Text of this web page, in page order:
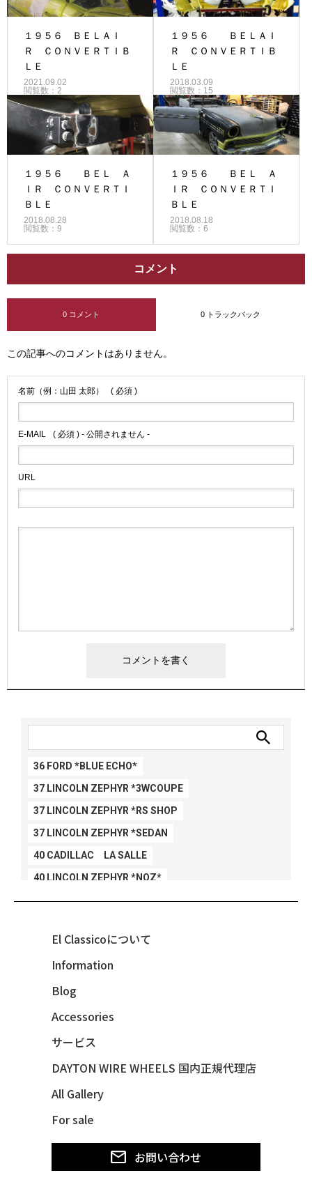
１９５６ ＢＥＬＡＩ
Ｒ ＣＯＮＶＥＲＴＩＢ
ＬＥ
2021.09.02
閲覧数：2
１９５６ ＢＥＬＡＩ
Ｒ ＣＯＮＶＥＲＴＩＢ
ＬＥ
2018.03.09
閲覧数：15
１９５６ ＢＥＬ Ａ
ＩＲ ＣＯＮＶＥＲＴＩ
ＢＬＥ
2018.08.28
閲覧数：9
１９５６ ＢＥＬ Ａ
ＩＲ ＣＯＮＶＥＲＴＩ
ＢＬＥ
2018.08.18
閲覧数：6
コメント
0 コメント 0 トラックバック
この記事へのコメントはありません。
名前（例：山田 太郎） ( 必須 )
E-MAIL ( 必須 ) - 公開されません -
URL
36 FORD *BLUE ECHO*
37 LINCOLN ZEPHYR *3WCOUPE
37 LINCOLN ZEPHYR *RS SHOP
37 LINCOLN ZEPHYR *SEDAN
40 CADILLAC LA SALLE
40 LINCOLN ZEPHYR *NOZ*
40 LINCOLN ZEPHYR *V12*
47 CHEVY FLEETMASTER CONV
48 CHEVY 3100 *Q-CHINCO
48 CHEVY FLEET AEROSEDAN
48 CHEVY FLEETMASTER CONV
49 MERCURY *MERC9*
50 CHEVY STYLE-LINE*BUBBLES
50 CHEVY SUBURBAN
El Classicoについて
Information
Blog
Accessories
サービス
DAYTON WIRE WHEELS 国内正規代理店
All Gallery
For sale
お問い合わせ